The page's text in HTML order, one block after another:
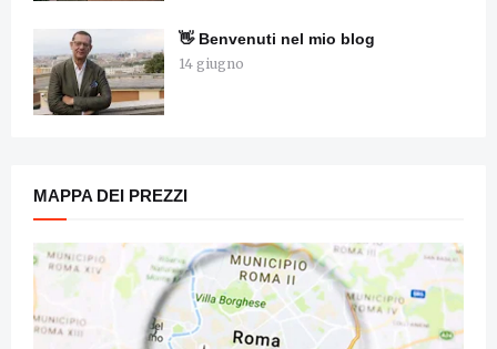
👋 Benvenuti nel mio blog
14 giugno
MAPPA DEI PREZZI